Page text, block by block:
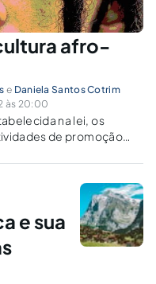
afro-
e Daniela Santos Cotrim
às 20:00
na lei, os
de promoção
e indígenas.
e sua